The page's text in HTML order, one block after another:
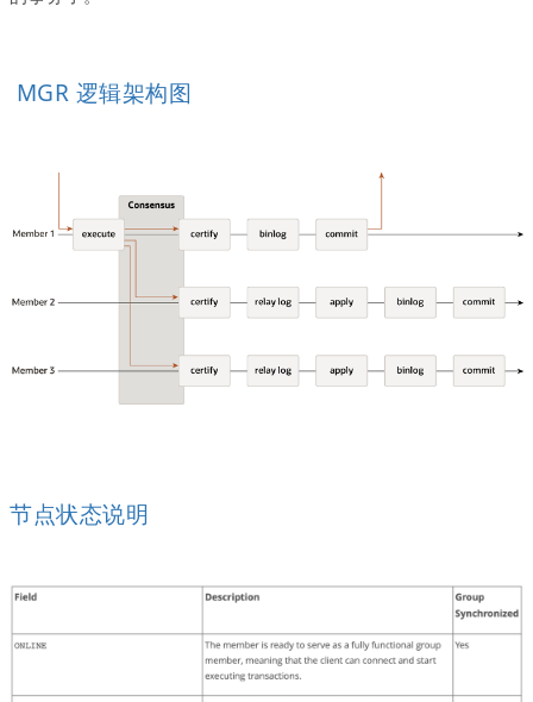
MGR 逻辑架构图
节点状态说明